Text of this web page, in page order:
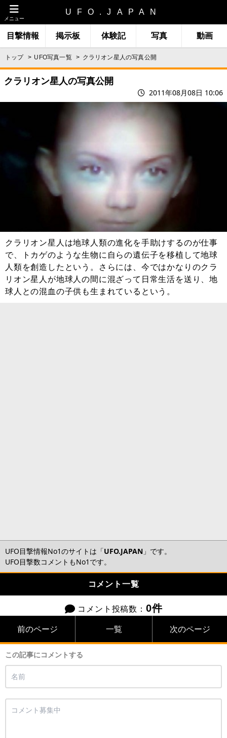
メニュー
UFO.JAPAN
目撃情報 掲示板 体験記 写真 動画
トップ UFO写真一覧 クラリオン星人の写真公開
クラリオン星人の写真公開
2011年08月08日 10:06
クラリオン星人は地球人類の進化を手助けするのが仕事
で、トカゲのような生物に自らの遺伝子を移植して地球
人類を創造したという。さらには、今ではかなりのクラ
リオン星人が地球人の間に混ざって日常生活を送り、地
球人との混血の子供も生まれているという。
UFO目撃情報No1のサイトは「UFO.JAPAN 」です。
UFO目撃数コメントもNo1です。
コメント一覧
コメント投稿数： 0件
前のページ
一覧 次のページ
この記事にコメントする